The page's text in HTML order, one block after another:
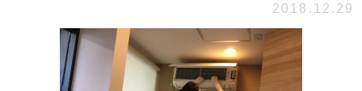
2018.12.29